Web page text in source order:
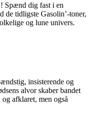
dig fast i en
de tidligste Gasolin’-toner,
og lune univers.
insisterende og
alvor skaber bandet
afklaret, men også